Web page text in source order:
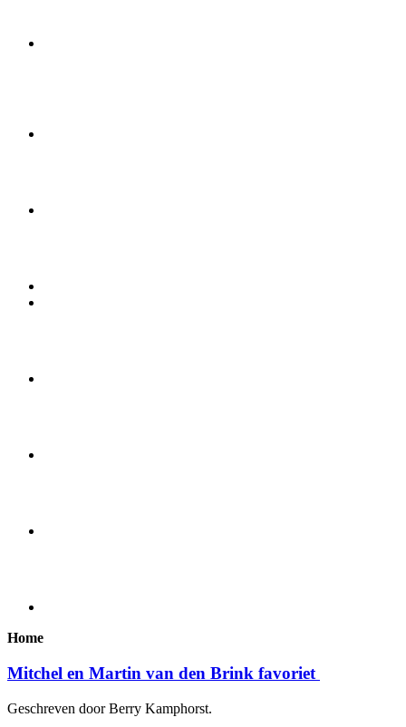
Home
Mitchel en Martin van den Brink favoriet
Geschreven door Berry Kamphorst.